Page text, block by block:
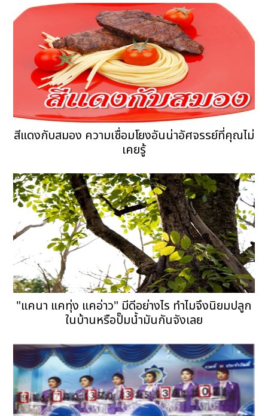
สีแดงกับสมอง ความเชื่อมโยงอันน่าอัศจรรย์ที่คุณไม่
เคยรู้
"แคนา แคทุ่ง แคอ่าว" มีดีอย่างไร ทำไมจึงนิยมปลูก
ในบ้านหรือปั๊มน้ำมันกันจังเลย